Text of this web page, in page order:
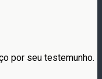
por seu testemunho.